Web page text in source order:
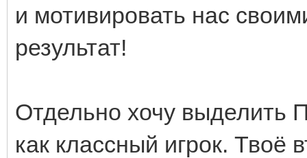
и мотивировать нас
результат!
Отдельно хочу выделить
как классный игрок. Твоё